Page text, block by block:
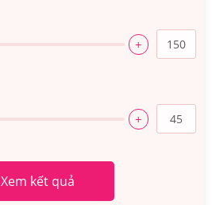
+
+
Xem kết quả